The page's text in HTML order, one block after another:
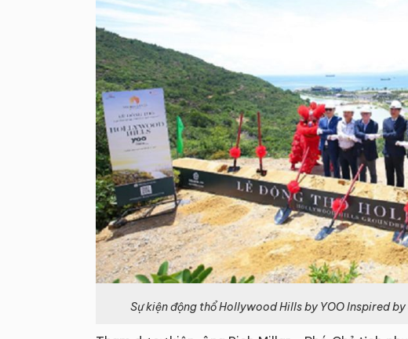
Sự kiện động thổ Hollywood Hills by YOO Inspired